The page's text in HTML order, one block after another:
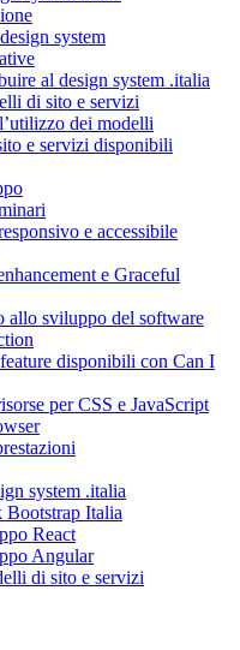
system
al design system .italia
di sito e servizi
dei modelli
e servizi disponibili
e accessibile
e Graceful
allo sviluppo del software
disponibili con Can I
per CSS e JavaScript
system .italia
Italia
React
Angular
di sito e servizi